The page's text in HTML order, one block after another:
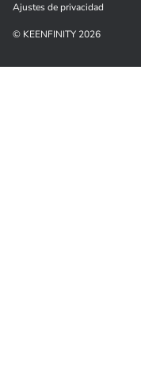
Ajustes de privacidad
© KEENFINITY 2026